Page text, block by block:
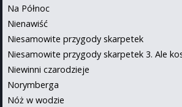
Na Północ
Nienawiść
Niesamowite przygody skarpetek
Niesamowite przygody skarpetek 3. Ale
Niewinni czarodzieje
Norymberga
Nóż w wodzie